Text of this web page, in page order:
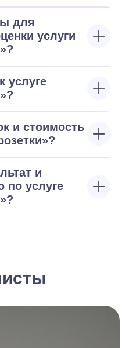
для
услуги
услуге
и стоимость
и
по услуге